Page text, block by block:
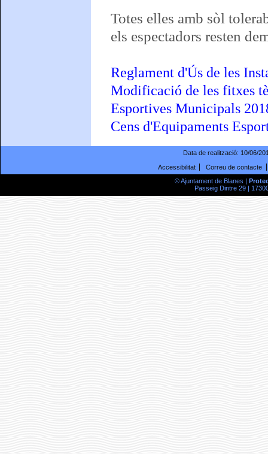
Totes elles amb sòl
els espectadors resten
Reglament d'Ús de les
Modificació de les fitxes
Esportives Municipals
Cens d'Equipaments
Data de realització: 10/06/
Accessibilitat
Correu de contacte
© Ajuntament de Blanes |
Passeig Dintre 29 |